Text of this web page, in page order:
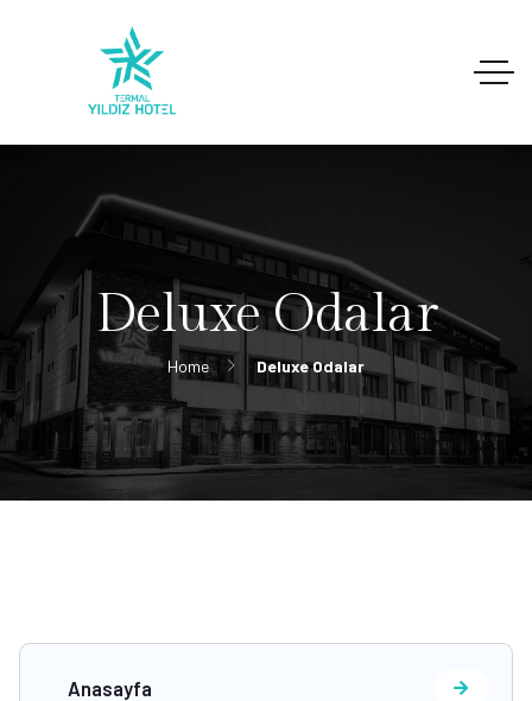
Deluxe Odalar
Home Deluxe Odalar
Anasayfa